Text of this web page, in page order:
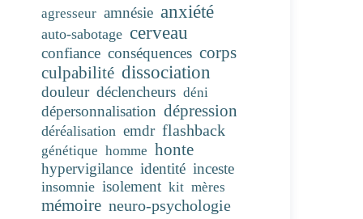
agresseur amnésie anxiété
auto-sabotage cerveau
confiance conséquences corps
culpabilité dissociation
douleur déclencheurs déni
dépersonnalisation dépression
déréalisation emdr flashback
génétique homme honte
hypervigilance identité inceste
insomnie isolement kit mères
mémoire neuro-psychologie